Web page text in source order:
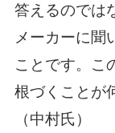
答えるのでは
メーカーに聞
ことです。こ
根づくことが
（中村氏）